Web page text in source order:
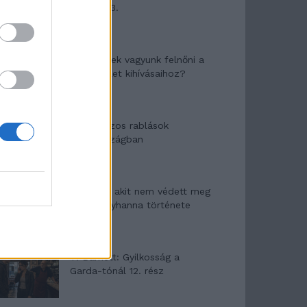
mítosza 3.
Képtelenek vagyunk felnőni a
felnőtt élet kihívásaihoz?
Altatógázos rablások
Olaszországban
A kislány, akit nem védett meg
senki – Lyhanna története
T. Barnett: Gyilkosság a
Garda-tónál 12. rész